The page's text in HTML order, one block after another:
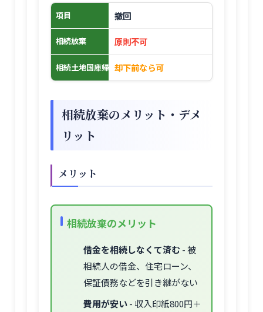
項目 撤回
相続放棄 原則不可
相続土地国庫帰属制度却下前なら可
相続放棄のメリット・デメ
リット
メリット
相続放棄のメリット
借金を相続しなくて済む - 被
相続人の借金、住宅ローン、
保証債務などを引き継がない
費用が安い- 収入印紙800円＋